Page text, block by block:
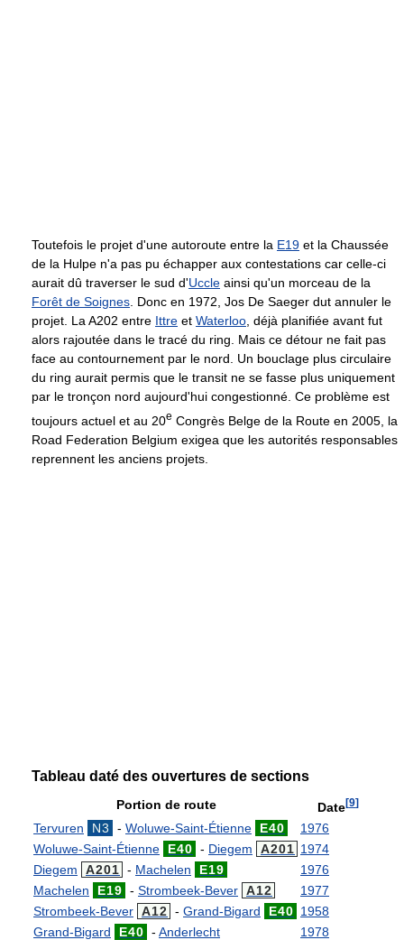
Toutefois le projet d'une autoroute entre la E19 et la Chaussée
de la Hulpe n'a pas pu échapper aux contestations car celle-ci
aurait dû traverser le sud d'Uccle ainsi qu'un morceau de la
Forêt de Soignes. Donc en 1972, Jos De Saeger dut annuler le
projet. La A202 entre Ittre et Waterloo, déjà planifiée avant fut
alors rajoutée dans le tracé du ring. Mais ce détour ne fait pas
face au contournement par le nord. Un bouclage plus circulaire
du ring aurait permis que le transit ne se fasse plus uniquement
par le tronçon nord aujourd'hui congestionné. Ce problème est
toujours actuel et au 20e Congrès Belge de la Route en 2005, la
Road Federation Belgium exigea que les autorités responsables
reprennent les anciens projets.
Tableau daté des ouvertures de sections
Portion de route Date[9]
Tervuren N3 - Woluwe-Saint-Étienne E40
1976
Woluwe-Saint-Étienne
E40 - Diegem A201 1974
Diegem
A201 - Machelen E19
1976
Machelen
E19 - Strombeek-Bever A12
1977
Strombeek-Bever A12 - Grand-Bigard E40 1958
Grand-Bigard
E40 - Anderlecht
1978